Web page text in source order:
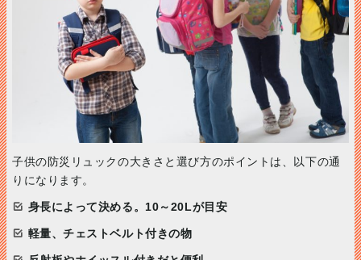
子供の防災リュックの大きさと選び方のポイントは、以下の通
りになります。
身長によって決める。10～20Lが目安
軽量、チェストベルト付きの物